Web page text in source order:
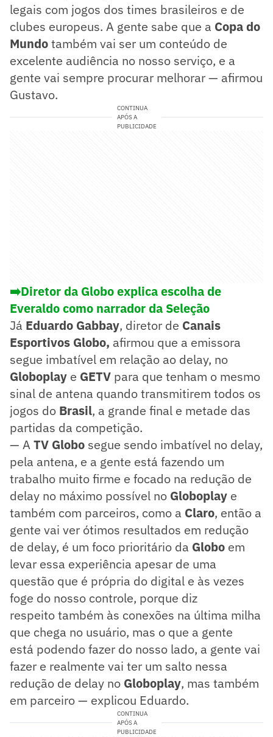
legais com jogos dos times brasileiros e de
clubes europeus. A gente sabe que a Copa do
Mundotambém vai ser um conteúdo de
excelente audiência no nosso serviço, e a
gente vai sempre procurar melhorar — afirmou
Gustavo.
CONTINUA
APÓS A
PUBLICIDADE
➡️Diretor da Globo explica escolha de
Everaldo como narrador da Seleção
Já Eduardo Gabbay, diretor de Canais
Esportivos Globo, afirmou que a emissora
segue imbatível em relação ao delay, no
Globoplay e GETV para que tenham o mesmo
sinal de antena quando transmitirem todos os
jogos do Brasil, a grande final e metade das
partidas da competição.
— ATV Globo segue sendo imbatível no delay,
pela antena, e a gente está fazendo um
trabalho muito firme e focado na redução de
delay no máximo possível no Globoplay e
também com parceiros, como a Claro, então a
gente vai ver ótimos resultados em redução
de delay, é um foco prioritário da Globo em
levar essa experiência apesar de uma
questão que é própria do digital e às vezes
foge do nosso controle, porque diz
respeito também às conexões na última milha
que chega no usuário, mas o que a gente
está podendo fazer do nosso lado, a gente vai
fazer e realmente vai ter um salto nessa
redução de delay no Globoplay, mas também
em parceiro — explicou Eduardo.
CONTINUA
APÓS A
PUBLICIDADE